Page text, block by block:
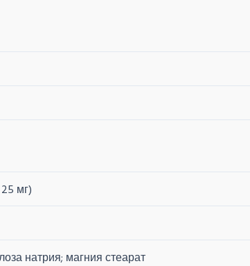
мг)
натрия; магния стеарат